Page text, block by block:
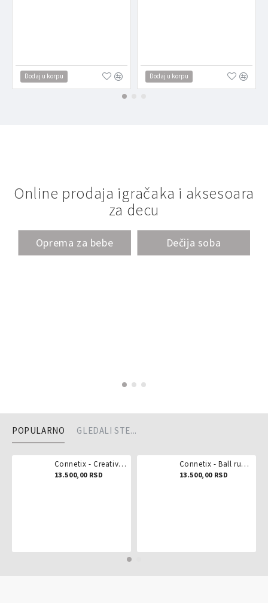
Dodaj u korpu Dodaj u korpu
Online prodaja igračaka i aksesoara
za decu
Oprema za bebe Dečija soba
POPULARNO GLEDALI STE...
Connetix - Creative pack 102 dela
13.500,00 RSD
Connetix - Ball run pastel 106 delova
13.500,00 RSD